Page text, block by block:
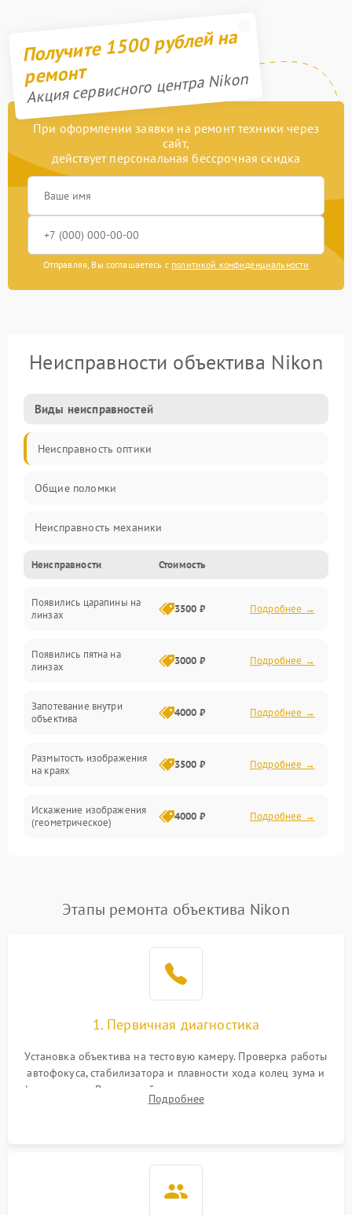
Получите 1500 рублей на
ремонт
Акция сервисного центра Nikon
При оформлении заявки на ремонт техники через
сайт,
действует персональная бессрочная скидка
Отправляя, Вы соглашаетесь с политикой конфиденциальности
Неисправности объектива Nikon
Виды неисправностей
Неисправность оптики
Общие поломки
Неисправность механики
Неисправность электроники (если объектив с мотором/
Прочие неисправности
Неисправности Стоимость
Появились царапины на
линзах
3500 ₽ Подробнее →
Появились пятна на
линзах
3000 ₽ Подробнее →
Запотевание внутри
объектива
4000 ₽ Подробнее →
Размытость изображения
на краях
3500 ₽ Подробнее →
Искажение изображения
(геометрическое)
4000 ₽ Подробнее →
Проблемы с резкостью
Этапы ремонта объектива Nikon
1. Первичная диагностика
Установка объектива на тестовую камеру. Проверка работы
автофокуса, стабилизатора и плавности хода колец зума и
фокусировки. Визуальный осмотр линз на наличие царапин,
грибка, пыли и оценка состояния контактов байонета.
Подробнее